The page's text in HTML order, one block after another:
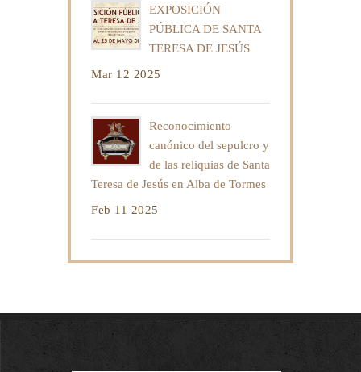
EXPOSICIÓN
PÚBLICA DE SANTA
TERESA DE JESÚS
Mar 12 2025
Reconocimiento
canónico del sepulcro y
de las reliquias de Santa
Teresa de Jesús en Alba de Tormes
Feb 11 2025